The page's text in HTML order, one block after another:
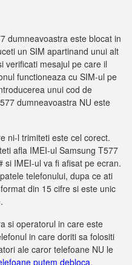
dumneavoastra este blocat in
un SIM apartinand unui alt
verificati mesajul pe care il
functioneaza cu SIM-ul pe
unui cod de
dumneavoastra NU este
ni-l trimiteti este cel corect.
afla IMEI-ul Samsung T577
si IMEI-ul va fi afisat pe ecran.
telefonului, dupa ce ati
din 15 cifre si este unic
si operatorul in care este
in care doriti sa folositi
ale caror telefoane NU le
putem debloca.